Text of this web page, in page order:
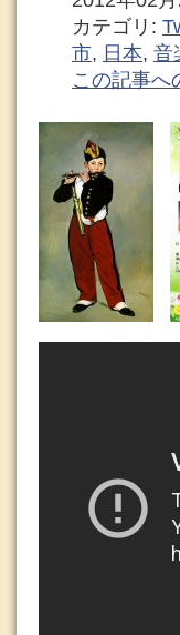
カテゴリ:
市, 日本, 音
この記事へ